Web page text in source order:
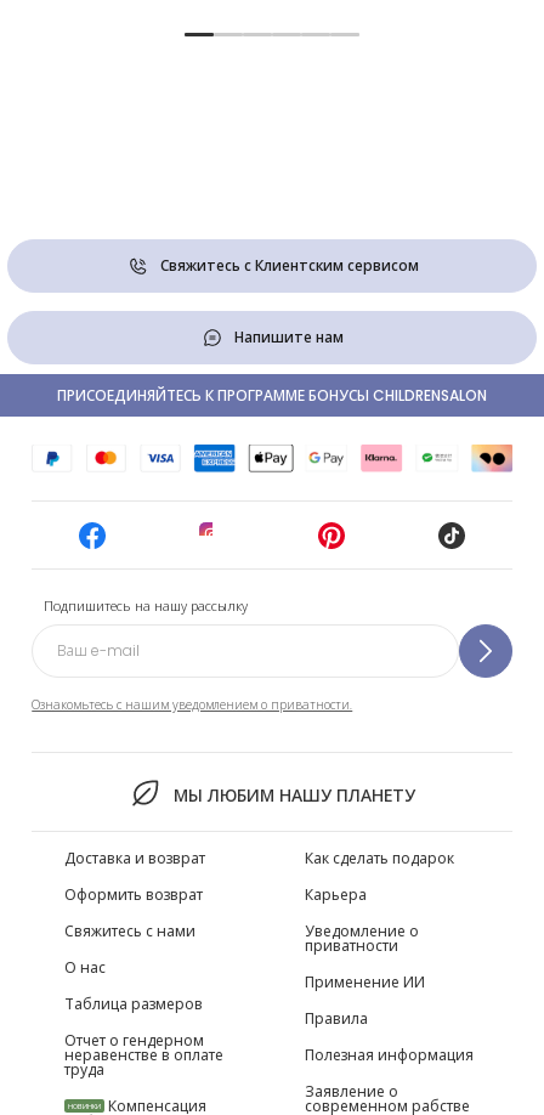
Свяжитесь с Клиентским сервисом
Напишите нам
Подпишитесь на нашу рассылку
Ознакомьтесь с нашим уведомлением о приватности.
МЫ ЛЮБИМ НАШУ ПЛАНЕТУ
ПРИСОЕДИНЯЙТЕСЬ К ПРОГРАММЕ БОНУСЫ CHILDRENSALON
Доставка и возврат
Оформить возврат
Свяжитесь с нами
О нас
Таблица размеров
Отчет о гендерном
неравенстве в оплате
труда
НОВИНКИ Компенсация
Как сделать подарок
Карьера
Уведомление о
приватности
Применение ИИ
Правила
Полезная информация
Заявление о
современном рабстве